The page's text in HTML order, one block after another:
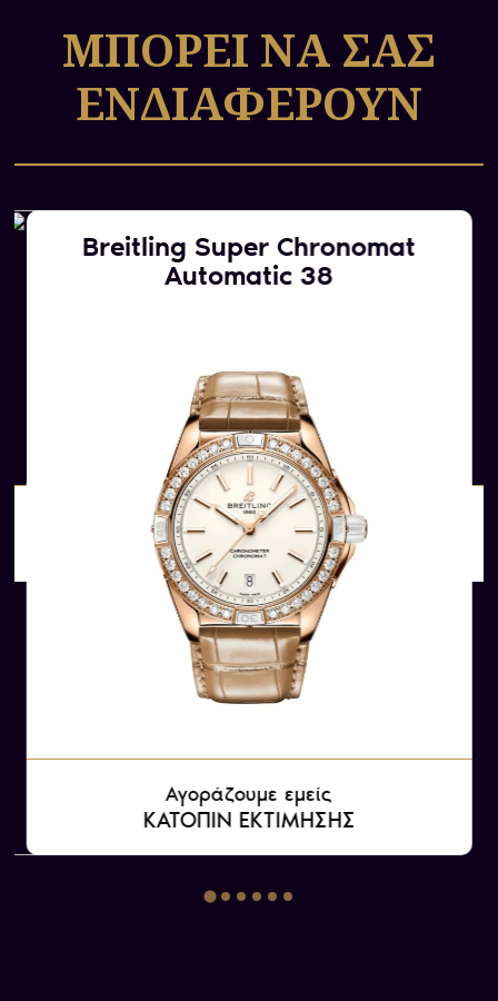
ΜΠΟΡΕΙ ΝΑ ΣΑΣ
ΕΝΔΙΑΦΕΡΟΥΝ
Αγοράζουμε εμείς
ΚΑΤΟΠΙΝ ΕΚΤΙΜΗΣΗΣ
Breitling Super Chronomat
Automatic 38
Αγοράζουμε εμείς
ΚΑΤΟΠΙΝ ΕΚΤΙΜΗΣΗΣ